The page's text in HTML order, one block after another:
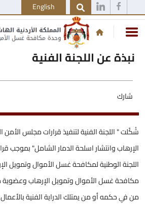
English
نبذة عن اللجنة الفنية
شارك
شُكّلت " اللجنة الفنية لتنفيذ قرارات مجلس الأمن
الإرهاب وانتشار اسلحة الدمار الشامل" بموجب
اللجنة الوطنية لمكافحة غسل الأموال وتمويل
مكافحة غسل الأموال وتمويل الإرهاب وعضوية
من في حكمه أو من يمتلك الدراية الفنية